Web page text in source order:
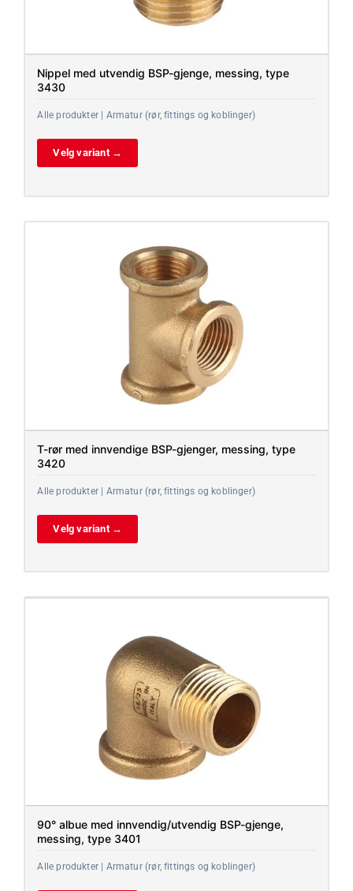
Nippel med utvendig BSP-gjenge, messing, type
3430
Alle produkter | Armatur (rør, fittings og koblinger)
Velg variant →
T-rør med innvendige BSP-gjenger, messing, type
3420
Alle produkter | Armatur (rør, fittings og koblinger)
Velg variant →
90° albue med innvendig/utvendig BSP-gjenge,
messing, type 3401
Alle produkter | Armatur (rør, fittings og koblinger)